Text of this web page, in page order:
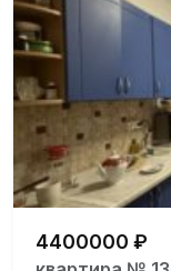
4400000 ₽